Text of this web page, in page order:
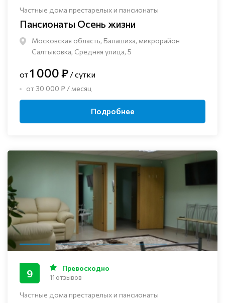
Частные дома престарелых и пансионаты
Пансионаты Осень жизни
Московская область, Балашиха, микрорайон
Салтыковка, Средняя улица, 5
от1 000 ₽ / сутки
от 30 000 ₽ / месяц
Подробнее
Частные дома престарелых и пансионаты
9 Превосходно
11 отзывов